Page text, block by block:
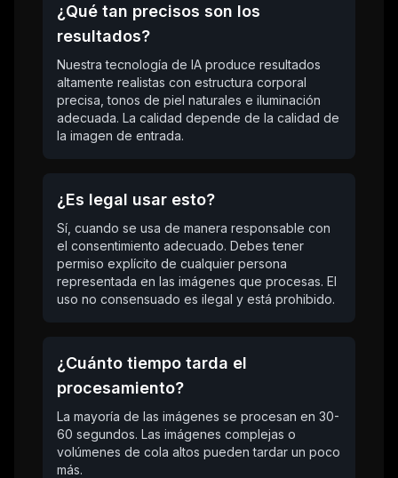
¿Qué tan precisos son los
resultados?
Nuestra tecnología de IA produce resultados
altamente realistas con estructura corporal
precisa, tonos de piel naturales e iluminación
adecuada. La calidad depende de la calidad de
la imagen de entrada.
¿Es legal usar esto?
Sí, cuando se usa de manera responsable con
el consentimiento adecuado. Debes tener
permiso explícito de cualquier persona
representada en las imágenes que procesas. El
uso no consensuado es ilegal y está prohibido.
¿Cuánto tiempo tarda el
procesamiento?
La mayoría de las imágenes se procesan en 30-
60 segundos. Las imágenes complejas o
volúmenes de cola altos pueden tardar un poco
más.